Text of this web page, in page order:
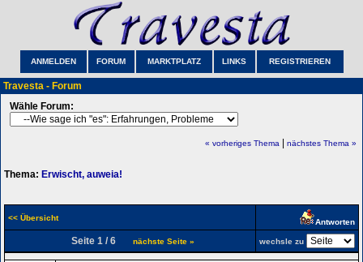
ANMELDEN FORUM MARKTPLATZ LINKS REGISTRIEREN
Travesta - Forum
Wähle Forum:
« vorheriges Thema nächstes Thema »
Thema: Erwischt, auweia!
<< Übersicht Antworten
Seite 1 / 6 nächste Seite » wechsle zu